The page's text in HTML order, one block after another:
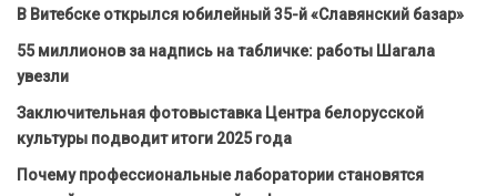
В Витебске открылся юбилейный 35-й «Славянский базар»
55 миллионов за надпись на табличке: работы Шагала
увезли
Заключительная фотовыставка Центра белорусской
культуры подводит итоги 2025 года
Почему профессиональные лаборатории становятся